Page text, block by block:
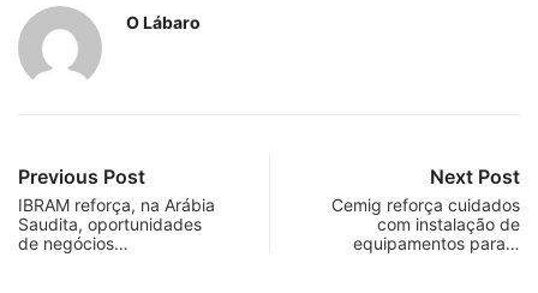
O Lábaro
Previous Post
IBRAM reforça, na Arábia
Saudita, oportunidades
de negócios…
Next Post
Cemig reforça cuidados
com instalação de
equipamentos para…